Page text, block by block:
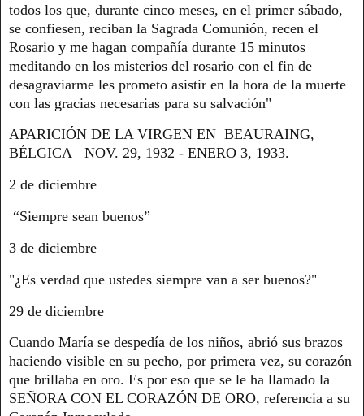
todos los que, durante cinco meses, en el primer sábado,
se confiesen, reciban la Sagrada Comunión, recen el
Rosario y me hagan compañía durante 15 minutos
meditando en los misterios del rosario con el fin de
desagraviarme les prometo asistir en la hora de la muerte
con las gracias necesarias para su salvación"
APARICIÓN DE LA VIRGEN EN BEAURAING,
BÉLGICA NOV. 29, 1932 - ENERO 3, 1933.
2 de diciembre
“Siempre sean buenos”
3 de diciembre
"¿Es verdad que ustedes siempre van a ser buenos?"
29 de diciembre
Cuando María se despedía de los niños, abrió sus brazos
haciendo visible en su pecho, por primera vez, su corazón
que brillaba en oro. Es por eso que se le ha llamado la
SEÑORA CON EL CORAZÓN DE ORO, referencia a su